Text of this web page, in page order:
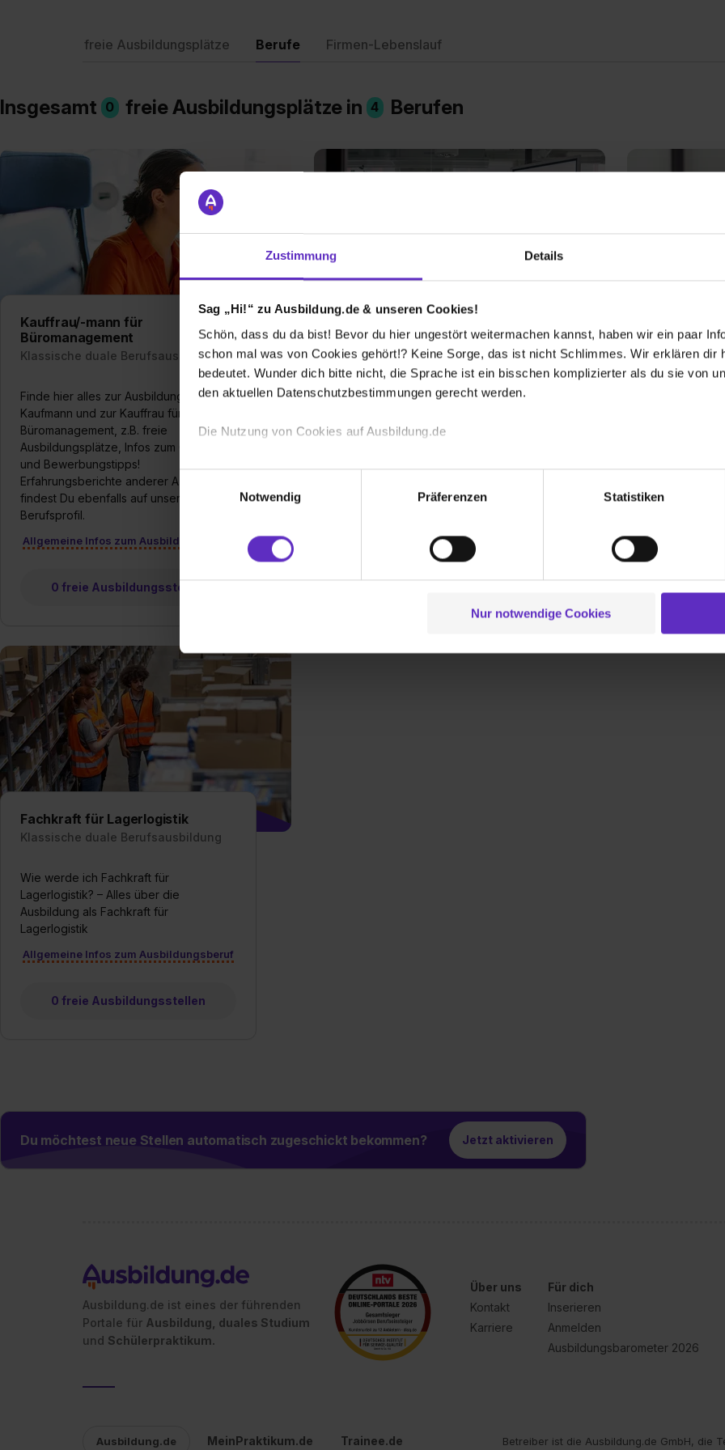
Zustimmung Details
Sag „Hi!“ zu Ausbildung.de & unseren Cookies!
Schön, dass du da bist! Bevor du hier ungestört weitermachen kannst, haben wir ein paar
schon mal was von Cookies gehört!? Keine Sorge, das ist nicht Schlimmes. Wir erklären dir
bedeutet. Wunder dich bitte nicht, die Sprache ist ein bisschen komplizierter als du sie von
den aktuellen Datenschutzbestimmungen gerecht werden.
Die Nutzung von Cookies auf Ausbildung.de
Wir verwenden Cookies zur technischen Funktion unserer Webseite („Notwendig“), um von
Webseite getroffenen Einstellungen zu speichern ( „Präferenzen“), die Zugriffe auf unsere
(„Statistiken“), um Informationen zu deiner Verwendung unserer Website an unsere Partner
Partner führen diese Informationen möglicherweise mit weiteren Daten zusammen, die du
zu. . In diesem Fall sowie bei der separaten Aktivierung von „Social Media und Marketing“
Erlaubnis hierfür kannst du auch später noch im Einzelfall bei dem jeweiligen Inhalt erteilen.
Verwendungszwecke zulassen, triff deine Auswahl über die Checkboxen und klick auf
Einwilligung zur Platzierung von Cookies der Kategorien „Präferenzen“, „Statistiken“ und
umfasst hierbei die Einwilligung zur Übermittlung deiner Daten in die USA (Art. 49 Abs. 1 S. 1
verfügen über kein angemessenes Datenschutzniveau (EuGH – Schrems II). Du kannst die
„Datenschutz-Einstellungen“ widerrufen. Weitere Informationen zu den einzelnen Cookies
„Details zeigen“. Weitere Informationen:
Notwendig
Präferenzen Statistiken
Nur notwendige Cookies
freie Ausbildungsplätze Berufe Firmen-Lebenslauf
Insgesamt 0 freie Ausbildungsplätze in 4 Berufen
Kauffrau/-mann für
Büromanagement
Klassische duale Berufsausbildung
Finde hier alles zur Ausbildung zum
Kaufmann und zur Kauffrau für
Büromanagement, z.B. freie
Ausbildungsplätze, Infos zum Gehalt
und Bewerbungstipps!
Erfahrungsberichte anderer Azubis
findest Du ebenfalls auf unserem
Berufsprofil.
Allgemeine Infos zum Ausbildungsberuf
0 freie Ausbildungsstellen
Marketingkommunikation
Klassische duale Berufsausbildung
Ausbildung im Marketing: Finde hier
Allgemeine Infos zum Ausbildungsberuf
Klassische
Allgemeine
Fachkraft für Lagerlogistik
Klassische duale Berufsausbildung
Wie werde ich Fachkraft für
Lagerlogistik? – Alles über die
Ausbildung als Fachkraft für
Lagerlogistik
Allgemeine Infos zum Ausbildungsberuf
0 freie Ausbildungsstellen
Du möchtest neue Stellen automatisch zugeschickt bekommen? Jetzt aktivieren
Ausbildung.de ist eines der führenden
Portale für Ausbildung, duales Studium
und Schülerpraktikum.
Über uns
Kontakt
Karriere
Für dich
Inserieren
Anmelden
Ausbildungsbarometer 2026
Ausbildung.de MeinPraktikum.de Trainee.de Betreiber ist die Ausbildung.de GmbH, die